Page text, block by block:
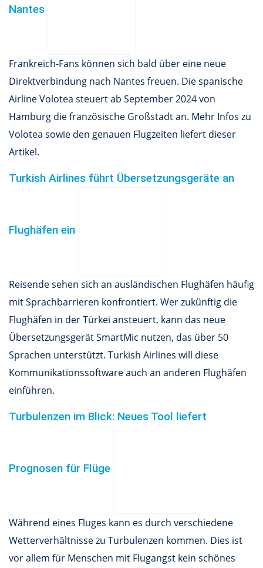
Nantes
Frankreich-Fans können sich bald über eine neue
Direktverbindung nach Nantes freuen. Die spanische
Airline Volotea steuert ab September 2024 von
Hamburg die französische Großstadt an. Mehr Infos zu
Volotea sowie den genauen Flugzeiten liefert dieser
Artikel.
Turkish Airlines führt Übersetzungsgeräte an
Flughäfen ein
Reisende sehen sich an ausländischen Flughäfen häufig
mit Sprachbarrieren konfrontiert. Wer zukünftig die
Flughäfen in der Türkei ansteuert, kann das neue
Übersetzungsgerät SmartMic nutzen, das über 50
Sprachen unterstützt. Turkish Airlines will diese
Kommunikationssoftware auch an anderen Flughäfen
einführen.
Turbulenzen im Blick: Neues Tool liefert
Prognosen für Flüge
Während eines Fluges kann es durch verschiedene
Wetterverhältnisse zu Turbulenzen kommen. Dies ist
vor allem für Menschen mit Flugangst kein schönes